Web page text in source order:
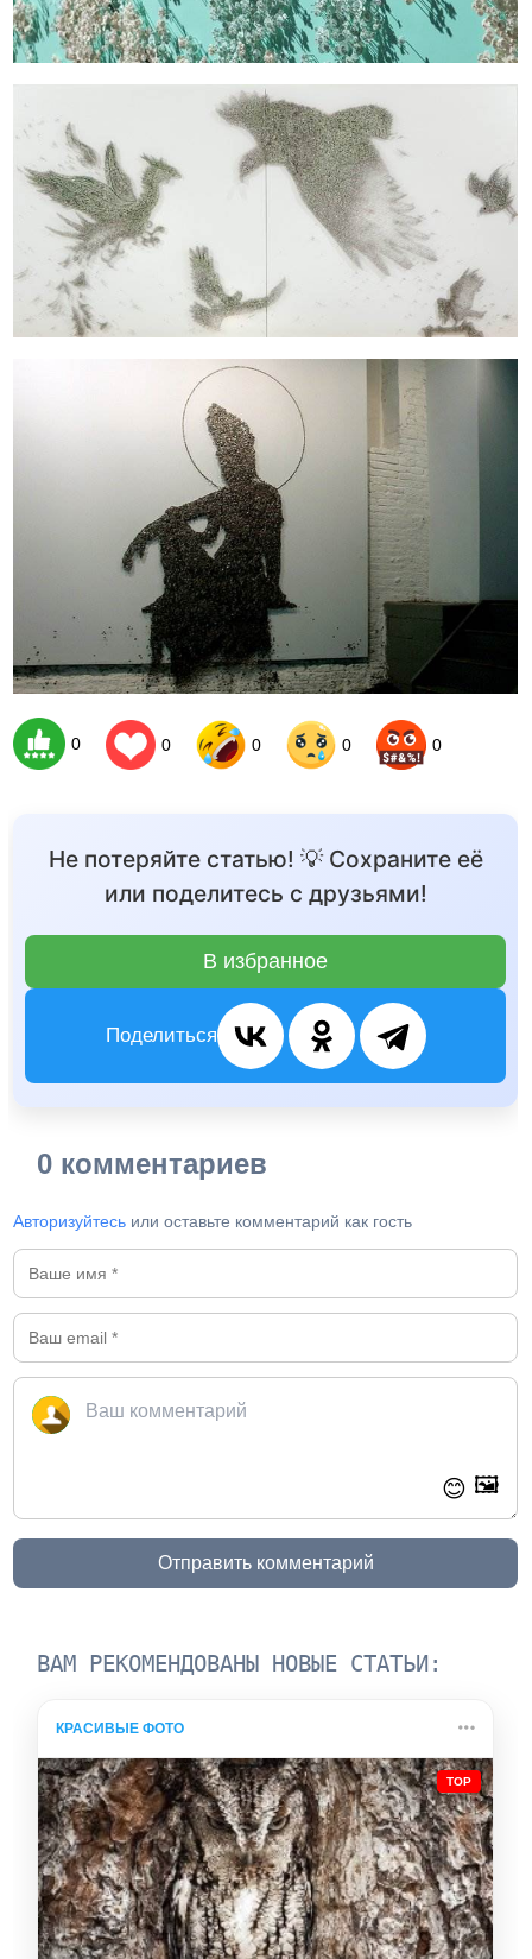
0 0 0 0 0
Не потеряйте статью! 💡 Сохраните её
или поделитесь с друзьями!
В избранное
Поделиться
0 комментариев
Авторизуйтесь или оставьте комментарий как гость
😊 🖼️
Отправить комментарий
ВАМ РЕКОМЕНДОВАНЫ НОВЫЕ СТАТЬИ:
КРАСИВЫЕ ФОТО
TOP